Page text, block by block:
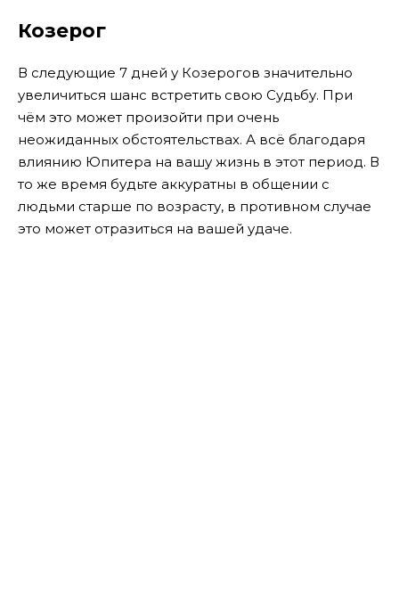
Козерог
В следующие 7 дней у Козерогов значительно
увеличиться шанс встретить свою Судьбу. При
чём это может произойти при очень
неожиданных обстоятельствах. А всё благодаря
влиянию Юпитера на вашу жизнь в этот период. В
то же время будьте аккуратны в общении с
людьми старше по возрасту, в противном случае
это может отразиться на вашей удаче.